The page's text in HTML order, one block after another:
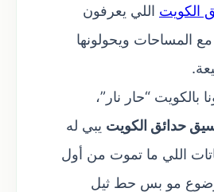
الكويت اللي يعرفون
المساحات ويحولونها
بالكويت “حار نار”،
حدائق الكويت يبي له
اللي ما تموت من أول
مو بس حط ثيل